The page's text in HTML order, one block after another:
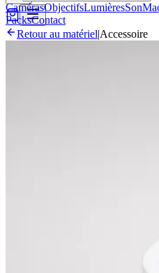
CamérasObjectifsLumièresSon
PacksContact
Retour au matériel|Accessoire